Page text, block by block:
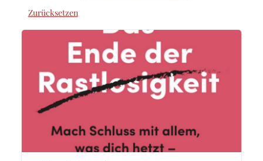
Zurücksetzen